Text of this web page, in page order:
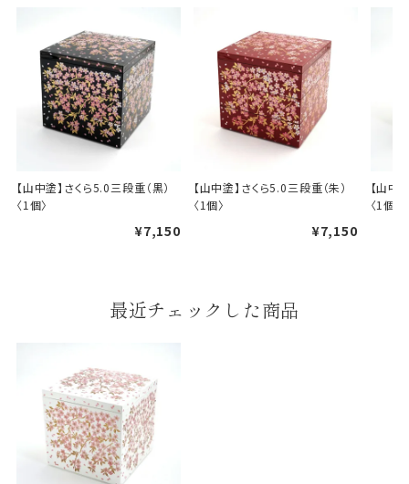
B.婚礼や出産、長寿祝などに使用する包装紙です。
A
B
一般的なギフト包装
あります。
【山中塗】さくら5.0三段重（黒）
〈1個〉
¥7,150
【山中塗】さくら5.0三段重（朱）
〈1個〉
¥7,150
【山中
〈1個〉
最近チェックした商品